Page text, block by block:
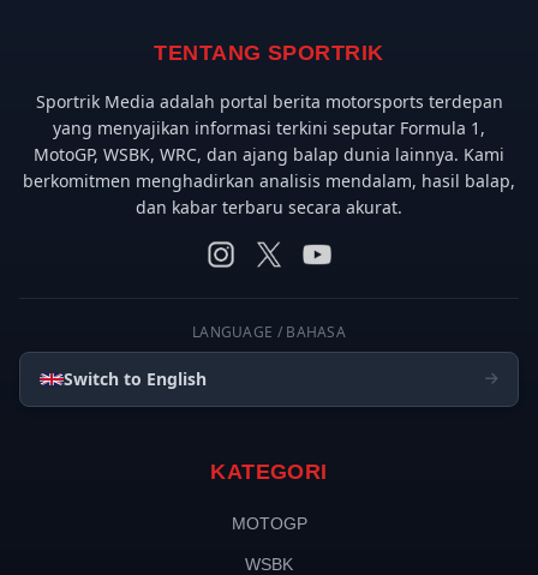
TENTANG SPORTRIK
Sportrik Media adalah portal berita motorsports terdepan
yang menyajikan informasi terkini seputar Formula 1,
MotoGP, WSBK, WRC, dan ajang balap dunia lainnya. Kami
berkomitmen menghadirkan analisis mendalam, hasil balap,
dan kabar terbaru secara akurat.
LANGUAGE / BAHASA
Switch to English
KATEGORI
MOTOGP
WSBK